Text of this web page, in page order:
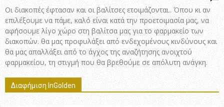
Οι διακοπές έφτασαν και οι βαλίτσες ετοιμάζονται.. Όπου κι αν
επιλέξουμε να πάμε, καλό είναι κατά την προετοιμασία μας, να
αφήσουμε λίγο χώρο στη βαλίτσα μας για το φαρμακείο των
διακοπών. θα μας προφυλάξει από ενδεχομένους κινδύνους και
θα μας απαλλάξει από το άγχος της αναζήτησης ανοιχτού
φαρμακείου, τη στιγμή που θα βρεθούμε σε απόλυτη ανάγκη.
Διαφήμιση InGolden